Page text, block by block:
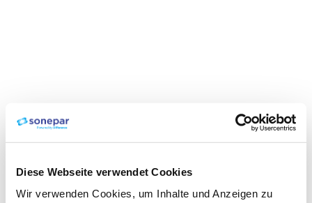
Diese Webseite verwendet Cookies
Wir verwenden Cookies, um Inhalte und Anzeigen zu